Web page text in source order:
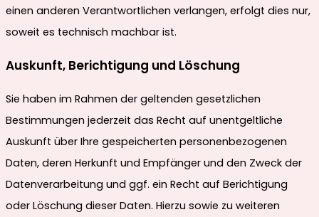
einen anderen Verantwortlichen verlangen, erfolgt dies nur,
soweit es technisch machbar ist.
Auskunft, Berichtigung und Löschung
Sie haben im Rahmen der geltenden gesetzlichen
Bestimmungen jederzeit das Recht auf unentgeltliche
Auskunft über Ihre gespeicherten personenbezogenen
Daten, deren Herkunft und Empfänger und den Zweck der
Datenverarbeitung und ggf. ein Recht auf Berichtigung
oder Löschung dieser Daten. Hierzu sowie zu weiteren